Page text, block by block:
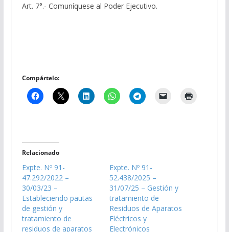
Art. 7°.- Comuníquese al Poder Ejecutivo.
Compártelo:
Relacionado
Expte. Nº 91-
47.292/2022 –
30/03/23 –
Estableciendo pautas
de gestión y
tratamiento de
residuos de aparatos
Expte. Nº 91-
52.438/2025 –
31/07/25 – Gestión y
tratamiento de
Residuos de Aparatos
Eléctricos y
Electrónicos